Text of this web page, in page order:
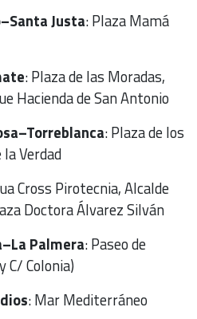
Justa: Plaza Mamá
: Plaza de las Moradas,
Hacienda de San Antonio
: Plaza de los
Verdad
Cross Pirotecnia, Alcalde
Doctora Álvarez Silván
Palmera: Paseo de
C/ Colonia)
: Mar Mediterráneo